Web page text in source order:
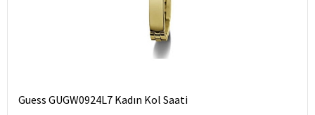
Guess GUGW0924L7 Kadın Kol Saati